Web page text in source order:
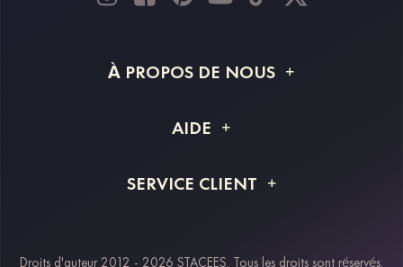
À PROPOS DE NOUS
Livraison
AIDE
Retour et remboursement
SERVICE CLIENT
Droits d'auteur 2012 - 2026 STACEES. Tous les droits sont réservés.